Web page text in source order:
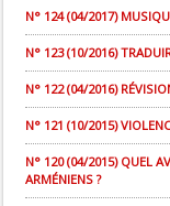
N° 124 (04/2017)
N° 123 (10/2016)
N° 122 (04/2016)
N° 121 (10/2015)
N° 120 (04/2015) QUEL
ARMÉNIENS ?